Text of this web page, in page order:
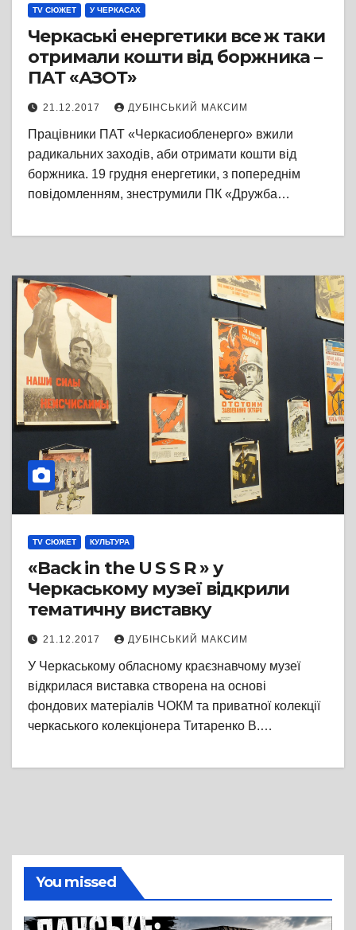
TV СЮЖЕТ У ЧЕРКАСАХ
Черкаські енергетики все ж таки
отримали кошти від боржника –
ПАТ «АЗОТ»
21.12.2017 ДУБІНСЬКИЙ МАКСИМ
Працівники ПАТ «Черкасиобленерго» вжили
радикальних заходів, аби отримати кошти від
боржника. 19 грудня енергетики, з попереднім
повідомленням, знеструмили ПК «Дружба…
TV СЮЖЕТ КУЛЬТУРА
«Back in the U S S R » у
Черкаському музеї відкрили
тематичну виставку
21.12.2017 ДУБІНСЬКИЙ МАКСИМ
У Черкаському обласному краєзнавчому музеї
відкрилася виставка створена на основі
фондових матеріалів ЧОКМ та приватної колекції
черкаського колекціонера Титаренко В.…
You missed